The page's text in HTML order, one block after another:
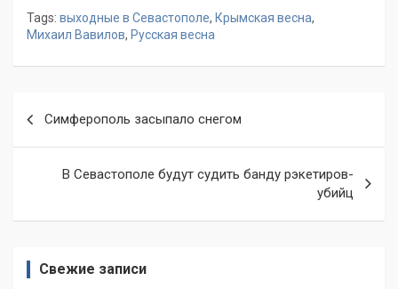
Tags: выходные в Севастополе, Крымская весна,
Михаил Вавилов, Русская весна
записям
Симферополь засыпало снегом
В Севастополе будут судить банду рэкетиров-
убийц
Свежие записи